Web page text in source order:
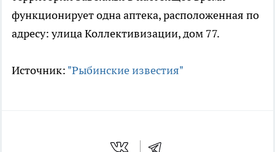
функционирует одна аптека, расположенная по
адресу: улица Коллективизации, дом 77.
Источник: "Рыбинские известия"